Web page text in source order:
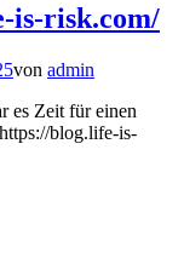
is-risk.com/
von admin
es Zeit für einen
blog.life-is-